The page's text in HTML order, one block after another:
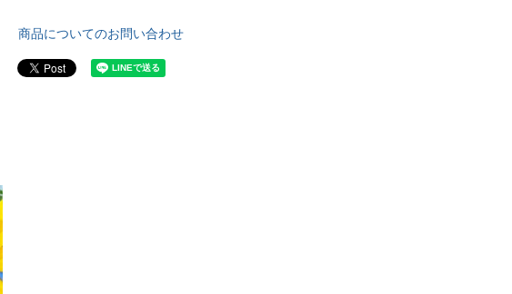
商品についてのお問い合わせ